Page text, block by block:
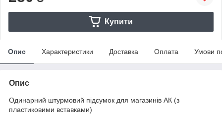
Купити
Опис Характеристики Доставка Оплата Умови
Опис
Одинарний штурмовий підсумок для магазинів АК (з
пластиковими вставками)